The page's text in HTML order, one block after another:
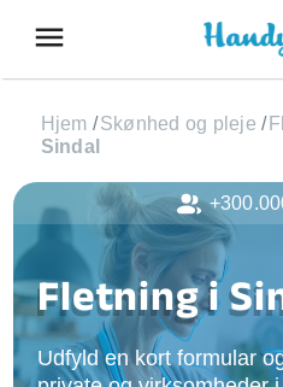
menu
Hjem /Skønhed og pleje /
Sindal
Fletning i
Udfyld en kort formular